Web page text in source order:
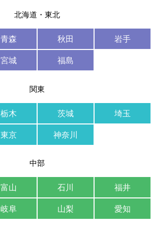
北海道・東北
青森 秋田
岩手
宮城 福島
関東
栃木 茨城
埼玉
東京 神奈川
中部
富山 石川
福井
岐阜 山梨
愛知